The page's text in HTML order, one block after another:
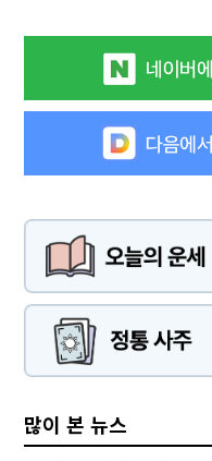
많이 본 뉴스